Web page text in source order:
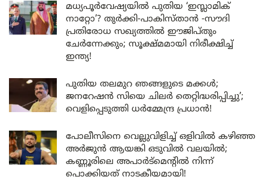
മധ്യപൂർവേഷ്യയിൽ പുതിയ ‘ഇസ്ലാമിക്
നാറ്റോ’? തുർക്കി-പാകിസ്താൻ -സൗദി
പ്രതിരോധ സഖ്യത്തിൽ ഈജിപ്തും
ചേർന്നേക്കും; സൂക്ഷ്മമായി നിരീക്ഷിച്ച്
ഇന്ത്യ!
പുതിയ തലമുറ ഞങ്ങളുടെ മക്കൾ;
ജനറേഷൻ സിയെ ചിലർ തെറ്റിദ്ധരിപ്പിച്ചു’;
വെളിപ്പെടുത്തി ധർമ്മേന്ദ്ര പ്രധാൻ!
പോലീസിനെ വെല്ലുവിളിച്ച് ഒളിവിൽ കഴിഞ്ഞ
അർജുൻ ആയങ്കി ഒടുവിൽ വലയിൽ;
കണ്ണൂരിലെ അപാർട്മെന്റിൽ നിന്ന്
പൊക്കിയത് നാടകീയമായി!